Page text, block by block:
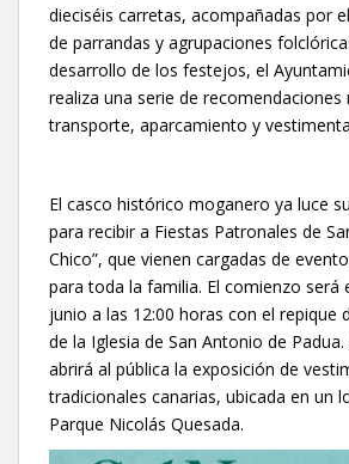
dieciséis carretas, acompañadas por
de parrandas y agrupaciones
desarrollo de los festejos, el
realiza una serie de recomendaciones
transporte, aparcamiento y
El casco histórico moganero ya luce
para recibir a Fiestas Patronales de
Chico”, que vienen cargadas de
para toda la familia. El comienzo será
junio a las 12:00 horas con el repique
de la Iglesia de San Antonio de
abrirá al pública la exposición de
tradicionales canarias, ubicada en un
Parque Nicolás Quesada.